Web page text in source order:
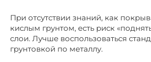
При отсутствии знаний, как
кислым грунтом, есть риск
слои. Лучше воспользоваться
грунтовкой по металлу.